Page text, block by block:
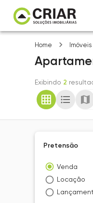
Home Imóveis
Exibindo 2
Pretensão
Venda
Locação